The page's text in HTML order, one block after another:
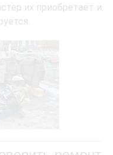
их приобретает и